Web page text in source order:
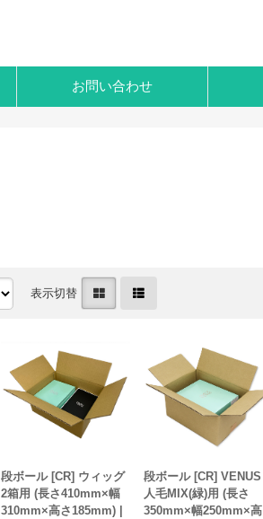
お問い合わせ
表示切替
段ボール [CR] ウィッグ
2箱用 (長さ410mm×幅
310mm×高さ185mm) |
段ボール [CR] VENUS
人毛MIX(緑)用 (長さ
350mm×幅250mm×高